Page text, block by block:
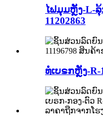
ໄຟມຸມຫຼັງ-L-ລຸ້
11202863
ທໍ່ເບຣກຫຼັງ-R-